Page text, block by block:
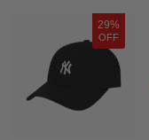
29%
OFF